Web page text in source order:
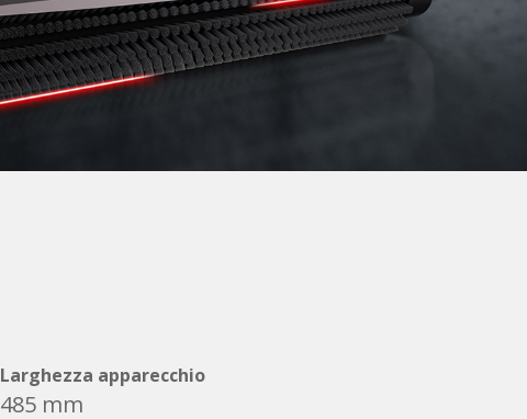
Larghezza apparecchio
485 mm